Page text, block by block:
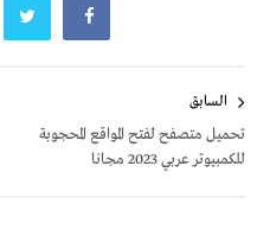
المقالات
السابق
تحميل متصفح لفتح المواقع المحجوبة
للكمبيوتر عربي 2023 مجانا